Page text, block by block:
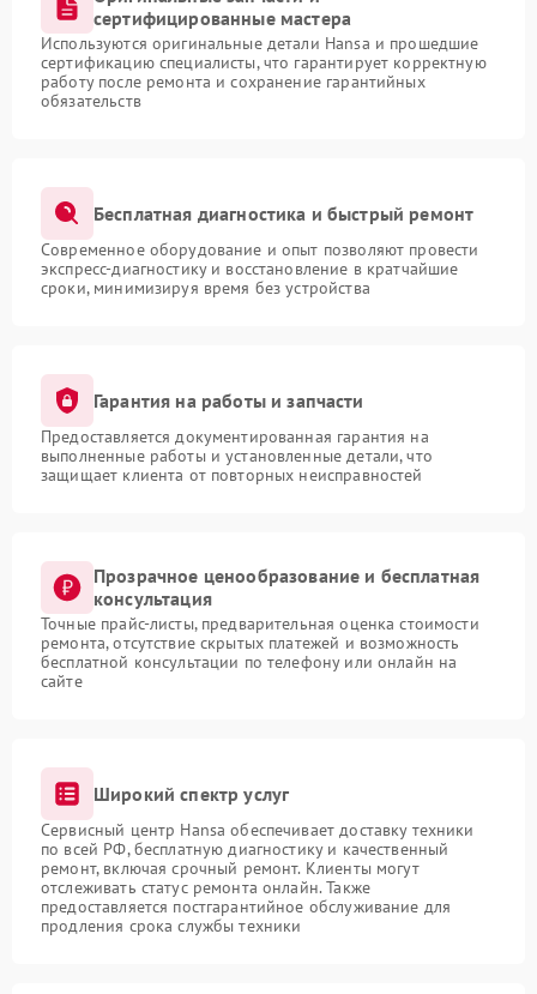
сертифицированные мастера
Используются оригинальные детали Hansa и прошедшие
сертификацию специалисты, что гарантирует корректную
работу после ремонта и сохранение гарантийных
обязательств
Бесплатная диагностика и быстрый ремонт
Современное оборудование и опыт позволяют провести
экспресс-диагностику и восстановление в кратчайшие
сроки, минимизируя время без устройства
Гарантия на работы и запчасти
Предоставляется документированная гарантия на
выполненные работы и установленные детали, что
защищает клиента от повторных неисправностей
Прозрачное ценообразование и бесплатная
консультация
Точные прайс-листы, предварительная оценка стоимости
ремонта, отсутствие скрытых платежей и возможность
бесплатной консультации по телефону или онлайн на
сайте
Широкий спектр услуг
Сервисный центр Hansa обеспечивает доставку техники
по всей РФ, бесплатную диагностику и качественный
ремонт, включая срочный ремонт. Клиенты могут
отслеживать статус ремонта онлайн. Также
предоставляется постгарантийное обслуживание для
продления срока службы техники